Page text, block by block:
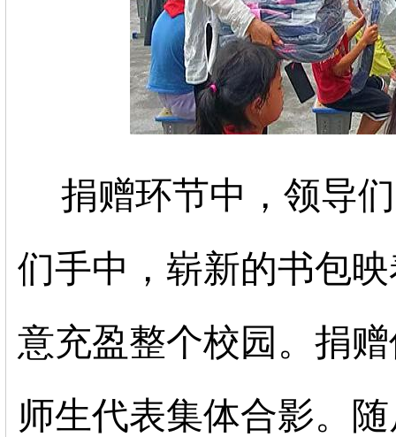
捐赠环节中，领导
们手中，崭新的书包
意充盈整个校园。捐
师生代表集体合影。